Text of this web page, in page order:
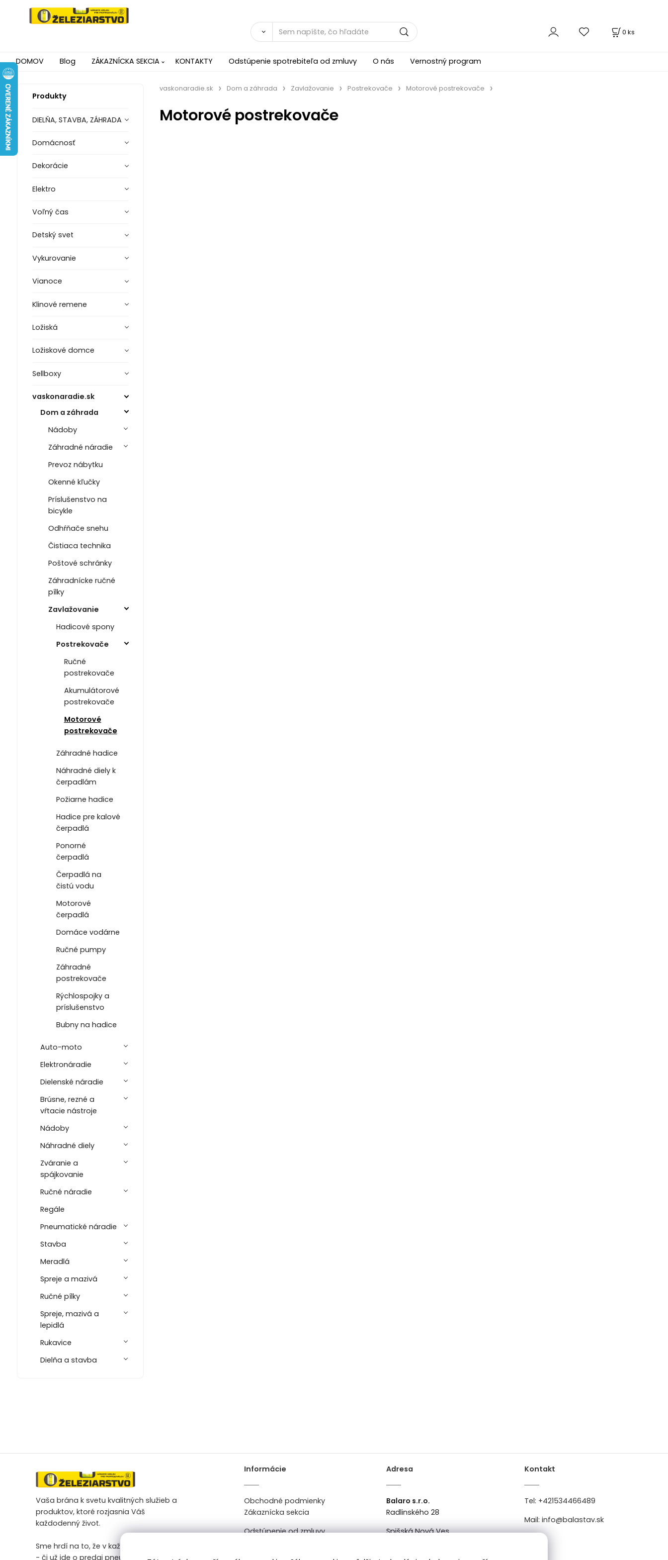
0 ks
DOMOV Blog ZÁKAZNÍCKA SEKCIA KONTAKTY Odstúpenie spotrebiteľa od zmluvy O nás Vernostný program
Produkty
DIELŇA, STAVBA, ZÁHRADA
Domácnosť
Dekorácie
Elektro
Voľný čas
Detský svet
Vykurovanie
Vianoce
Klinové remene
Ložiská
Ložiskové domce
Sellboxy
vaskonaradie.sk
Dom a záhrada
Nádoby
Záhradné náradie
Prevoz nábytku
Okenné kľučky
Príslušenstvo na
bicykle
Odhŕňače snehu
Čistiaca technika
Poštové schránky
Záhradnícke ručné
pílky
Zavlažovanie
Hadicové spony
Postrekovače
Ručné
postrekovače
Akumulátorové
postrekovače
Motorové
postrekovače
Záhradné hadice
Náhradné diely k
čerpadlám
Požiarne hadice
Hadice pre kalové
čerpadlá
Ponorné
čerpadlá
Čerpadlá na
čistú vodu
Motorové
čerpadlá
Domáce vodárne
Ručné pumpy
Záhradné
postrekovače
Rýchlospojky a
príslušenstvo
Bubny na hadice
Auto-moto
Elektronáradie
Dielenské náradie
Brúsne, rezné a
vŕtacie nástroje
Nádoby
Náhradné diely
Zváranie a
spájkovanie
Ručné náradie
Regále
Pneumatické náradie
Stavba
Meradlá
Spreje a mazivá
Ručné pílky
Spreje, mazivá a
lepidlá
Rukavice
Dielňa a stavba
vaskonaradie.sk Dom a záhrada Zavlažovanie Postrekovače Motorové postrekovače
Motorové postrekovače
Vaša brána k svetu kvalitných služieb a
produktov, ktoré rozjasnia Váš
každodenný život.
Sme hrdí na to, že v každej našej činnosti
- či už ide o predaj pneumatík na
Informácie
Obchodné podmienky
Zákaznícka sekcia
Odstúpenie od zmluvy
Adresa
Balaro s.r.o.
Radlinského 28
Spišská Nová Ves
Kontakt
Tel: +421534466489
Mail: info@balastav.sk